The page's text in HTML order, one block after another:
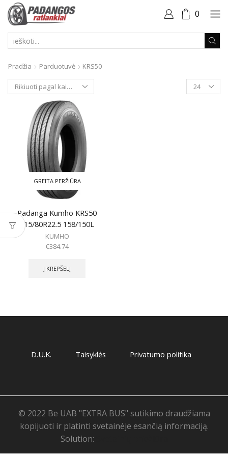
0
Pradžia Parduotuvė
KRS50
Produktai
puslapyje
GREITA PERŽIŪRA
Padanga Kumho KRS50
315/80R22.5 158/150L
KUMHO
€384.74
Į KREPŠELĮ
D.U.K. Taisyklės Privatumo politika
© 2022 Be UAB "EXTRA BUS" sutikimo draudžiama
kopijuoti ir platinti svetainėje esančią informaciją.
Solution: